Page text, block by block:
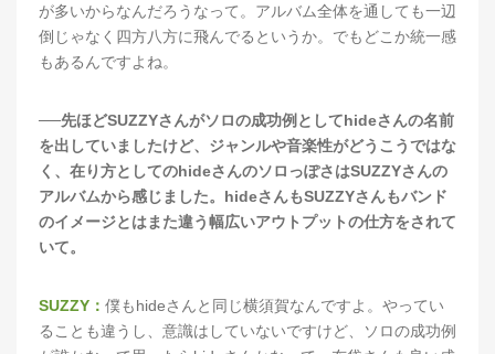
が多いからなんだろうなって。アルバム全体を通しても一辺
倒じゃなく四方八方に飛んでるというか。でもどこか統一感
もあるんですよね。
──先ほどSUZZYさんがソロの成功例としてhideさんの名前
を出していましたけど、ジャンルや音楽性がどうこうではな
く、在り方としてのhideさんのソロっぽさはSUZZYさんの
アルバムから感じました。hideさんもSUZZYさんもバンド
のイメージとはまた違う幅広いアウトプットの仕方をされて
いて。
SUZZY： 僕もhideさんと同じ横須賀なんですよ。やってい
ることも違うし、意識はしていないですけど、ソロの成功例